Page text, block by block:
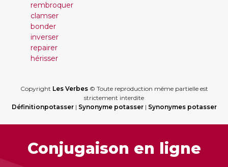
rembroquer
clamser
bonder
inverser
repairer
hérisser
Copyright Les Verbes© Toute reproduction même partielle est
strictement interdite
Définitionpotasser| Synonyme potasser| Synonymes potasser
Conjugaison en ligne